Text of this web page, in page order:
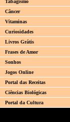
Tabagismo
Câncer
Vitaminas
Curiosidades
Livros Grátis
Frases de Amor
Sonhos
Jogos Online
Portal das Receitas
Ciências Biológicas
Portal da Cultura